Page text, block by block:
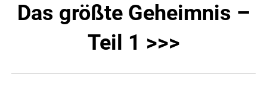
Das größte Geheimnis –
Teil 1 >>>